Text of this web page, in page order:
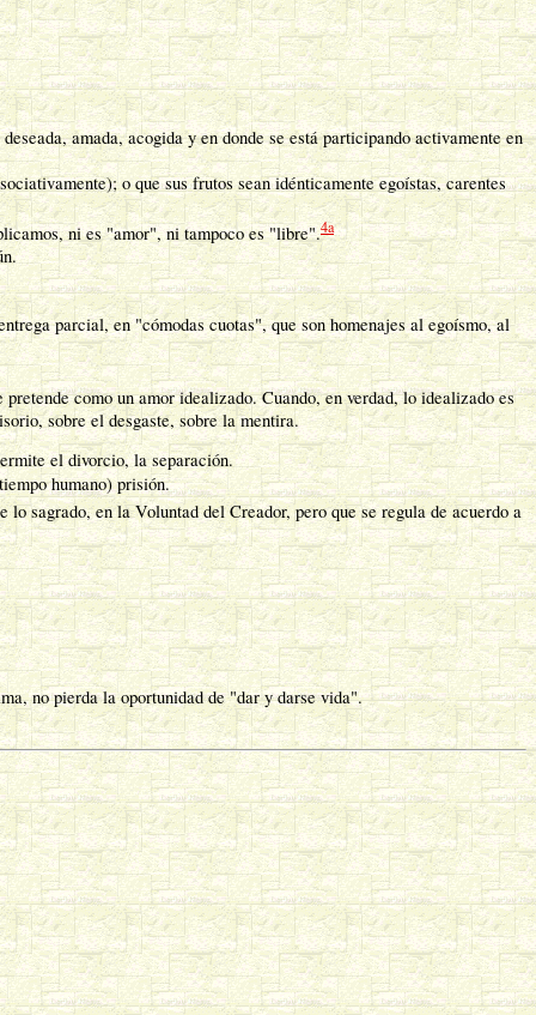
amada, acogida y en donde se está participando activamente en
o que sus frutos sean idénticamente egoístas, carentes
ni es "amor", ni tampoco es "libre".4a
parcial, en "cómodas cuotas", que son homenajes al egoísmo, al
como un amor idealizado. Cuando, en verdad, lo idealizado es
sobre el desgaste, sobre la mentira.
el divorcio, la separación.
humano) prisión.
sagrado, en la Voluntad del Creador, pero que se regula de acuerdo a
no pierda la oportunidad de "dar y darse vida".